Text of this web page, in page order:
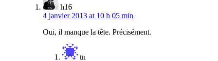
h16
4 janvier 2013 at 10 h 05 min
Oui, il manque la tête. Précisément.
tn